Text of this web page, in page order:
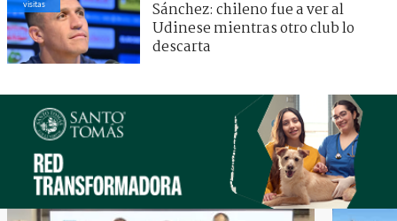
visitas
Sánchez: chileno fue a ver al
Udinese mientras otro club lo
descarta